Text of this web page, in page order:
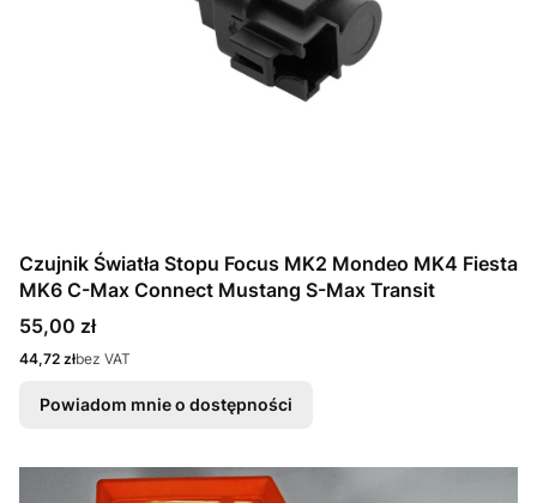
Czujnik Światła Stopu Focus MK2 Mondeo MK4 Fiesta
MK6 C-Max Connect Mustang S-Max Transit
Cena
55,00 zł
Cena
44,72 złbez VAT
Powiadom mnie o dostępności